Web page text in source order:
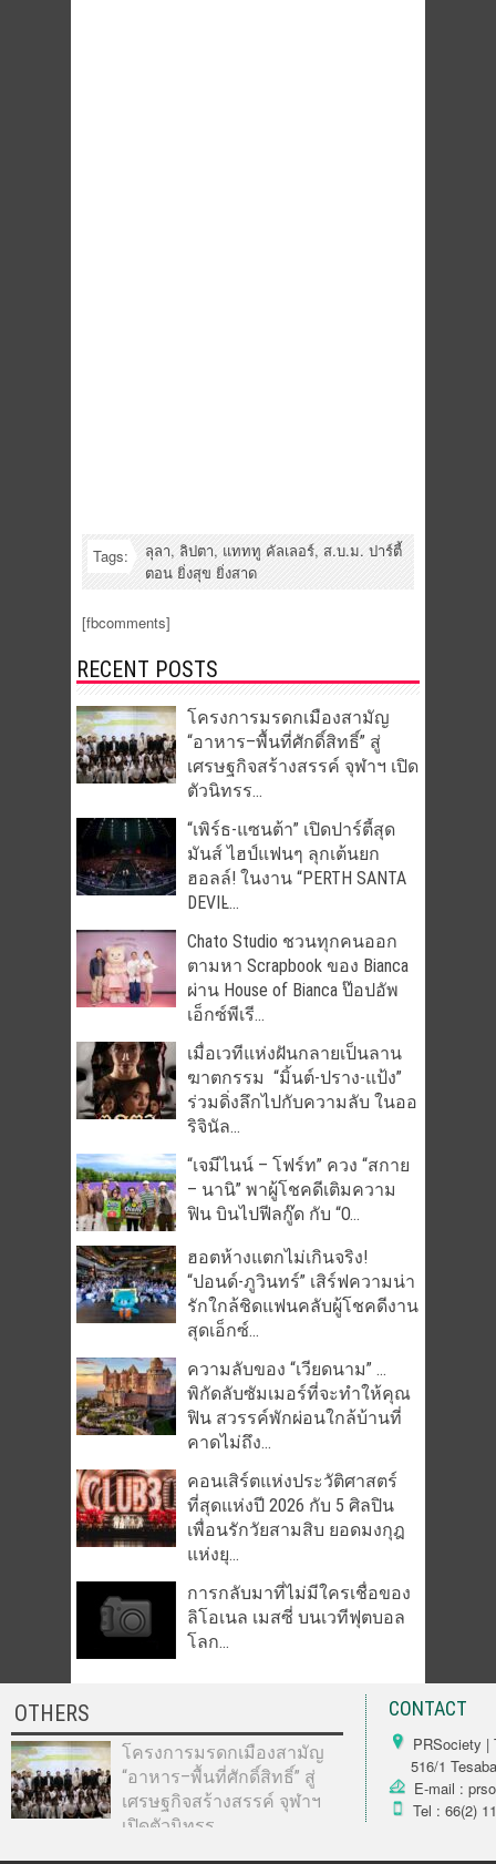
Tags: ลุลา, ลิปตา, แทททู คัลเลอร์, ส.บ.ม. ปาร์ตี้
ตอน ยิ่งสุข ยิ่งสาด
[fbcomments]
RECENT POSTS
โครงการมรดกเมืองสามัญ
“อาหาร–พื้นที่ศักดิ์สิทธิ์” สู่
เศรษฐกิจสร้างสรรค์ จุฬาฯ เปิด
ตัวนิทรร...
“เพิร์ธ-แซนต้า” เปิดปาร์ตี้สุด
มันส์ ไฮป์แฟนๆ ลุกเต้นยก
ฮอลล์! ในงาน “PERTH SANTA
DEVIL̵...
Chato Studio ชวนทุกคนออก
ตามหา Scrapbook ของ Bianca
ผ่าน House of Bianca ป๊อปอัพ
เอ็กซ์พีเรี...
เมื่อเวทีแห่งฝันกลายเป็นลาน
ฆาตกรรม “มิ้นต์-ปราง-แป้ง”
ร่วมดิ่งลึกไปกับความลับ ในออ
ริจินัล...
“เจมีไนน์ – โฟร์ท” ควง “สกาย
– นานิ” พาผู้โชคดีเติมความ
ฟิน บินไปฟีลกู๊ด กับ “O...
ฮอตห้างแตกไม่เกินจริง!
“ปอนด์-ภูวินทร์” เสิร์ฟความน่า
รักใกล้ชิดแฟนคลับผู้โชคดีงาน
สุดเอ็กซ์...
ความลับของ “เวียดนาม” …
พิกัดลับซัมเมอร์ที่จะทำให้คุณ
ฟิน สวรรค์พักผ่อนใกล้บ้านที่
คาดไม่ถึง...
คอนเสิร์ตแห่งประวัติศาสตร์
ที่สุดแห่งปี 2026 กับ 5 ศิลปิน
เพื่อนรักวัยสามสิบ ยอดมงกุฎ
แห่งยุ...
การกลับมาที่ไม่มีใครเชื่อของ
ลิโอเนล เมสซี่ บนเวทีฟุตบอล
โลก...
OTHERS
โครงการมรดกเมืองสามัญ
“อาหาร–พื้นที่ศักดิ์สิทธิ์” สู่
เศรษฐกิจสร้างสรรค์ จุฬาฯ
เปิดตัวนิทรร...
CONTACT
PRSociety |
516/1
E-mail :
Tel : 66(2)